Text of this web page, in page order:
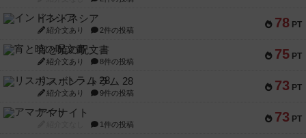
78 PT
インドネシア
紹介文あり 2件の投稿
75 PT
宵と暁の呪文書
紹介文あり 8件の投稿
73 PT
リスボン・トラム 28
紹介文あり 9件の投稿
73 PT
アマナイト
1件の投稿